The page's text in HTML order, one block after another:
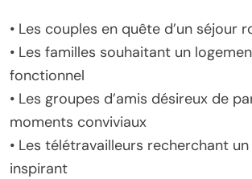
• Les couples en quête d’un séjour
• Les familles souhaitant un
fonctionnel
• Les groupes d’amis désireux de
moments conviviaux
• Les télétravailleurs recherchant
inspirant